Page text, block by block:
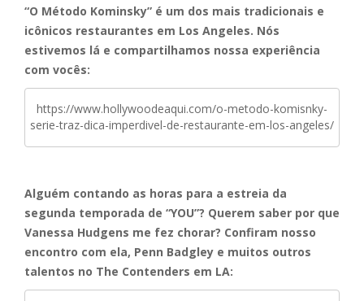
“O Método Kominsky” é um dos mais tradicionais e
icônicos restaurantes em Los Angeles. Nós
estivemos lá e compartilhamos nossa experiência
com vocês:
https://www.hollywoodeaqui.com/o-metodo-komisnky-
serie-traz-dica-imperdivel-de-restaurante-em-los-angeles/
Alguém contando as horas para a estreia da
segunda temporada de “YOU”? Querem saber por que
Vanessa Hudgens me fez chorar? Confiram nosso
encontro com ela, Penn Badgley e muitos outros
talentos no The Contenders em LA: